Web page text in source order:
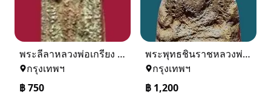
พระลีลาหลวงพ่อเกรียง วัดวังน้ำเย็น
กรุงเทพฯ
฿750
พระพุทธชินราชหลวงพ่อเฟื่อง วัดคงคาเลียบ อ.หาดใหญ่ จ.สงขลา
กรุงเทพฯ
฿ 1,200